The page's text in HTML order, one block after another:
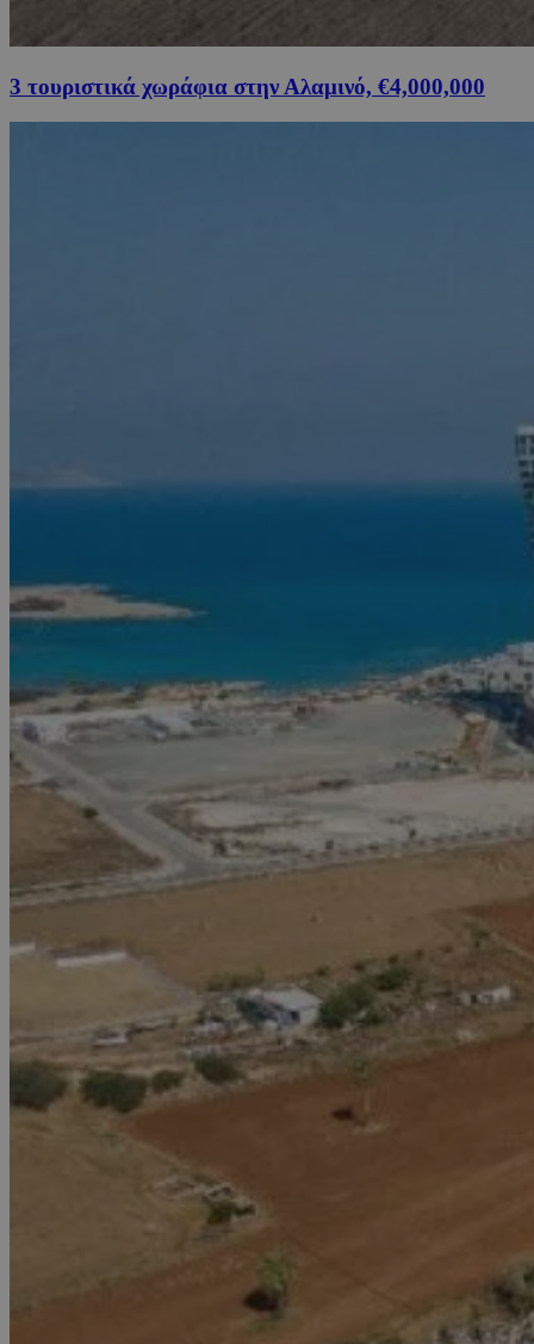
3 τουριστικά χωράφια στην Αλαμινό, €4,000,000